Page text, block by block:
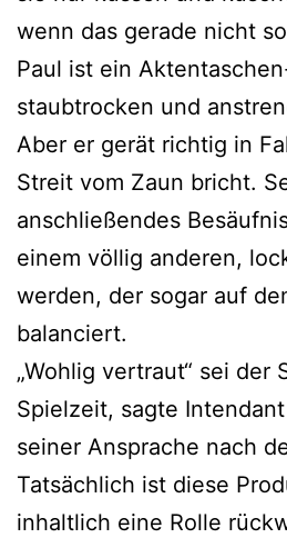
wenn das gerade nicht
Paul ist ein
staubtrocken und
Aber er gerät richtig in
Streit vom Zaun bricht.
anschließendes
einem völlig anderen,
werden, der sogar auf
balanciert.
„Wohlig vertraut“ sei der
Spielzeit, sagte
seiner Ansprache nach
Tatsächlich ist diese
inhaltlich eine Rolle